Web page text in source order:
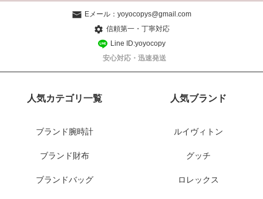
Eメール： yoyocopys@gmail.com
信頼第一・丁寧対応
Line ID:yoyocopy
安心対応・迅速発送
人気カテゴリ一覧
ブランド腕時計
ブランド財布
ブランドバッグ
人気ブランド
ルイヴィトン
グッチ
ロレックス